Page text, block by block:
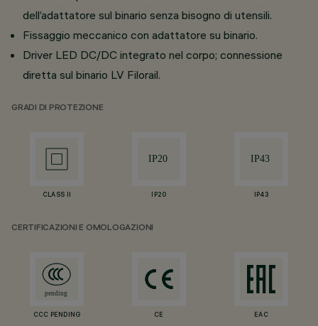
dell’adattatore sul binario senza bisogno di utensili.
Fissaggio meccanico con adattatore su binario.
Driver LED DC/DC integrato nel corpo; connessione
diretta sul binario LV Filorail.
GRADI DI PROTEZIONE
CLASS II IP20 IP43
CERTIFICAZIONI E OMOLOGAZIONI
CCC PENDING CE EAC